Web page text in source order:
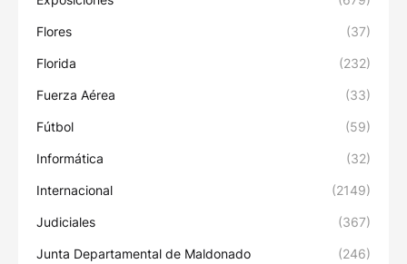
Flores (37)
Florida (232)
Fuerza Aérea (33)
Fútbol (59)
Informática (32)
Internacional (2149)
Judiciales (367)
Junta Departamental de Maldonado (246)